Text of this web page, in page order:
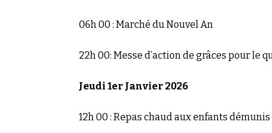
06h 00 : Marché du Nouvel An
22h 00: Messe d’action de grâces pour le
Jeudi 1er Janvier 2026
12h 00 : Repas chaud aux enfants démunis